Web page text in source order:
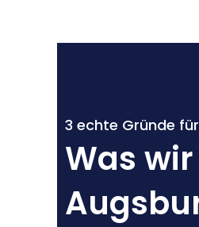
3 echte Gründe
Was